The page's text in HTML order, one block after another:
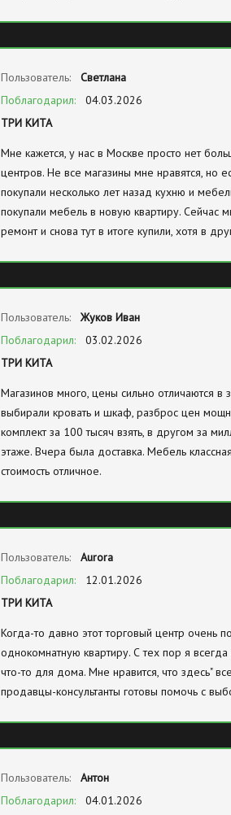
Пользователь:
Светлана
Поблагодарил:
04.03.2026
ТРИ КИТА
Мне кажется, у нас в Москве просто нет
центров. Не все магазины мне нравятся, но
покупали несколько лет назад кухню и
покупали мебель в новую квартиру. Сейчас
ремонт и снова тут в итоге купили, хотя в
Пользователь:
Жуков Иван
Поблагодарил:
03.02.2026
ТРИ КИТА
Магазинов много, цены сильно отличаются в
выбирали кровать и шкаф, разброс цен
комплект за 100 тысяч взять, в другом за
этаже. Вчера была доставка. Мебель
стоимость отличное.
Пользователь:
Aurora
Поблагодарил:
12.01.2026
ТРИ КИТА
Когда-то давно этот торговый центр очень
однокомнатную квартиру. С тех пор я
что-то для дома. Мне нравится, что здесь"
продавцы-консультанты готовы помочь с
Пользователь:
Антон
Поблагодарил:
04.01.2026